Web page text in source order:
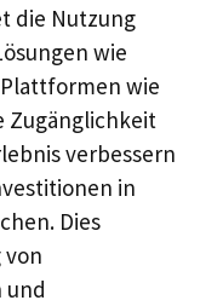
die Nutzung
wie
wie
Zugänglichkeit
verbessern
in
Dies
und